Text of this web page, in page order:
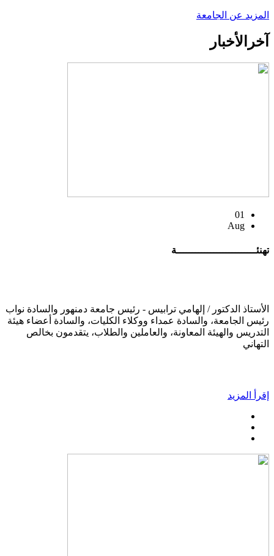
المزيد عن الجامعة
آخر الأخبار
01
Aug
تهنئــــــــــــــــــــــــــة
الأستاذ الدكتور / إلهامي ترابيس - رئيس جامعة دمنهور والسادة نواب
رئيس الجامعة، والسادة عمداء ووكلاء الكليات، والسادة أعضاء هيئة
التدريس والهيئة المعاونة، والعاملين والطلاب، يتقدمون بخالص
التهاني
إقرأ المزيد